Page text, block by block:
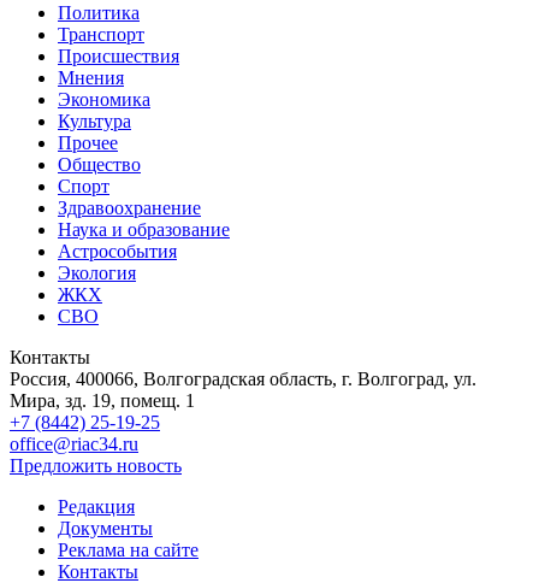
Политика
Транспорт
Происшествия
Мнения
Экономика
Культура
Прочее
Общество
Спорт
Здравоохранение
Наука и образование
Астрособытия
Экология
ЖКХ
СВО
Контакты
Россия, 400066, Волгоградская область, г. Волгоград, ул.
Мира, зд. 19, помещ. 1
+7 (8442) 25-19-25
office@riac34.ru
Предложить новость
Редакция
Документы
Реклама на сайте
Контакты